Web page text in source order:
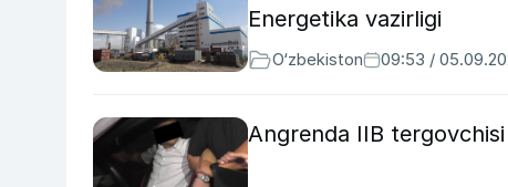
Energetika vazirligi
O‘zbekiston 09:53 /
Angrenda IIB